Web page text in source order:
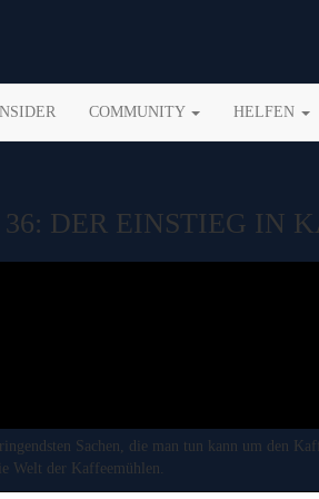
COMMUNITY HELFEN
DER EINSTIEG IN
Sachen, die man tun kann um den
Welt der Kaffeemühlen.